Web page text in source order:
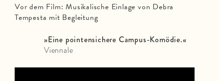
Vor dem Film: Musikalische Einlage von Debra
Tempesta mit Begleitung
»Eine pointensichere Campus-Komödie.«
Viennale